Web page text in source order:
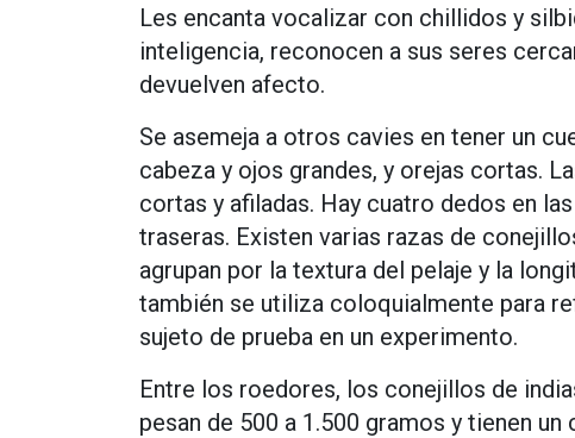
Les encanta vocalizar con chillidos y
inteligencia, reconocen a sus seres
devuelven afecto.
Se asemeja a otros cavies en tener un
cabeza y ojos grandes, y orejas cortas.
cortas y afiladas. Hay cuatro dedos en
traseras. Existen varias razas de
agrupan por la textura del pelaje y la
también se utiliza coloquialmente para
sujeto de prueba en un experimento.
Entre los roedores, los conejillos de
pesan de 500 a 1.500 gramos y tienen